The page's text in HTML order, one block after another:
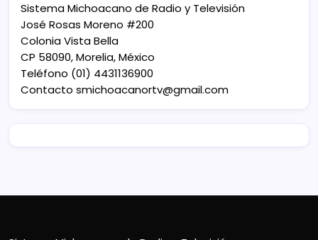
Sistema Michoacano de Radio y Televisión
José Rosas Moreno #200
Colonia Vista Bella
CP 58090, Morelia, México
Teléfono (01) 4431136900
Contacto smichoacanortv@gmail.com